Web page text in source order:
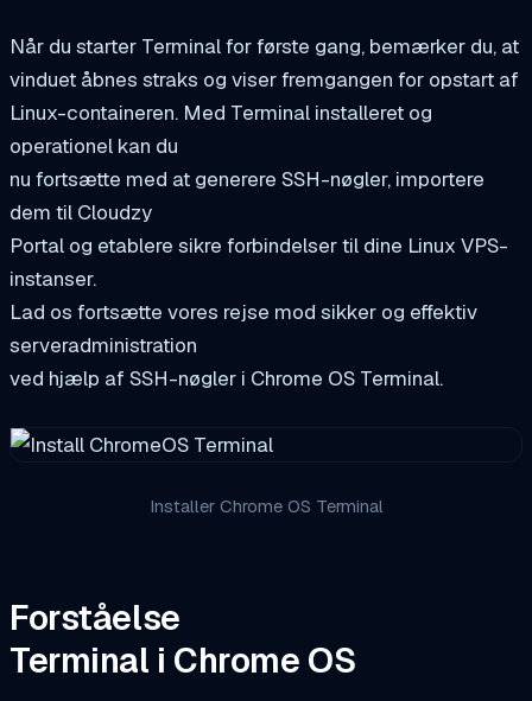
Når du starter Terminal for første gang, bemærker du, at
vinduet åbnes straks og viser fremgangen for opstart af
Linux-containeren. Med Terminal installeret og
operationel kan du
nu fortsætte med at generere SSH-nøgler, importere
dem til Cloudzy
Portal og etablere sikre forbindelser til dine Linux VPS-
instanser.
Lad os fortsætte vores rejse mod sikker og effektiv
serveradministration
ved hjælp af SSH-nøgler i Chrome OS Terminal.
Installer Chrome OS Terminal
Forståelse
Terminal i Chrome OS